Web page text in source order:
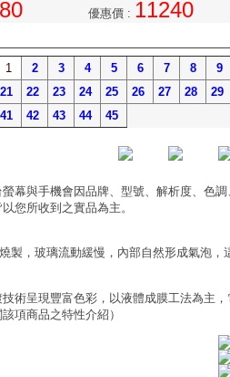
優惠價: 11240
1 2 3 4 5 6 7 8 9
21
22 23 24 25 26 27 28 29
41
42 43 44 45
幕與手機會因品牌、型號、解析度、色
您所收到之實品為主。
製，玻璃流動緩慢，內部自然形成氣泡，
術呈現豐富色彩，以液體成膜工法為主
項商品之特性介紹）